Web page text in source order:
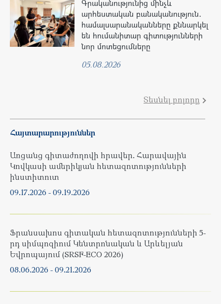
Գրականությունից մինչև
արհեստական բանականություն․
համալսարանականները քննարկել
են հումանիտար գիտությունների
նոր մոտեցումները
05.08.2026
Տեսնել բոլորը
Հայտարարություններ
Առցանց գիտաժողովի հրավեր. Հարավային
Կովկասի ամերիկյան հետազոտությունների
ինստիտուտ
09.17.2026 -09.19.2026
Ֆրանսախոս գիտական հետազոտությունների 5-
րդ սիմպոզիում Կենտրոնական և Արևելյան
Եվրոպայում (SRSF-ECO 2026)
08.06.2026 -09.21.2026